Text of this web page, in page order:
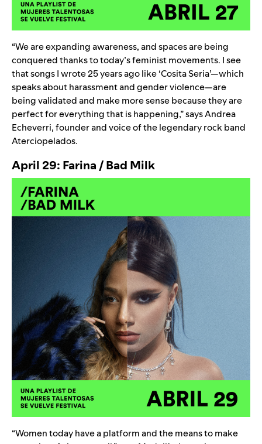
“We are expanding awareness, and spaces are being
conquered thanks to today’s feminist movements. I see
that songs I wrote 25 years ago like ‘Cosita Seria’—which
speaks about harassment and gender violence—are
being validated and make more sense because they are
perfect for everything that is happening,” saysAndrea
Echeverri, founder and voice of the legendary rock band
Aterciopelados.
April 29: Farina / Bad Milk
“Women today have a platform and the means to make